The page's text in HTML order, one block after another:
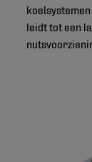
leidt tot een